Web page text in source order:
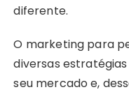
diferente.
O marketing para
diversas
seu mercado e,